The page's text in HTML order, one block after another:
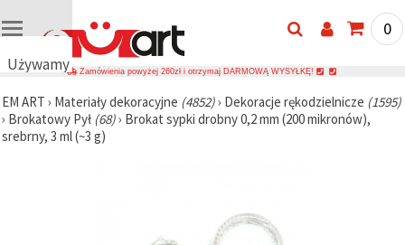
Używamy
cookie
🍪
Używamy
0
Zamówienia powyżej 260zł i otrzymaj DARMOWĄ WYSYŁKĘ!
EM ART › Materiały dekoracyjne (4852)› Dekoracje rękodzielnicze (1595)
› Brokatowy Pył (68)› Brokat sypki drobny 0,2 mm (200 mikronów),
srebrny, 3 ml (~3 g)